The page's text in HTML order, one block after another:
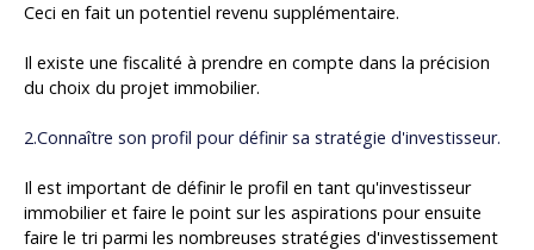
Ceci en fait un potentiel revenu supplémentaire.
Il existe une fiscalité à prendre en compte dans la précision
du choix du projet immobilier.
2.Connaître son profil pour définir sa stratégie d'investisseur.
Il est important de définir le profil en tant qu'investisseur
immobilier et faire le point sur les aspirations pour ensuite
faire le tri parmi les nombreuses stratégies d'investissement